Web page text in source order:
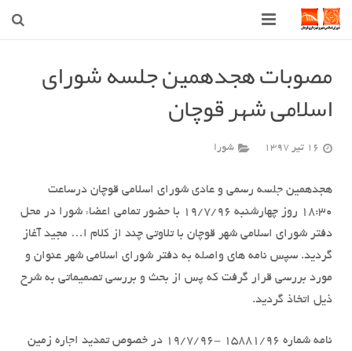
ارتباط با ما
مصوبات هجدهمین جلسه شورای
اسلامی شهر قوچان
16 تیر 1397 شورا
هجدهمین جلسه رسمی و عادی شورای اسلامی قوچان درساعت
18:30 روز چهارشنبه 19/7/96 با حضور تمامی اعضاء شورا در محل
دفتر شورای اسلامی شهر قوچان با تلاوتی چند از کلام ا… مجید آغاز
گردید. سپس نامه های واصله به دفتر شورای اسلامی شهر عنوان و
مورد بررسی قرار گرفت که پس از بحث و بررسی تصمیماتی به شرح
ذیل اتخاذ گردید.
نامه شماره 15881/96 -19/7/96 در خصوص تمدید اجاره زمین